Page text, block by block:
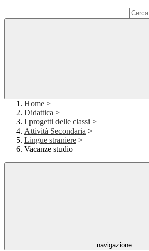
Home >
Didattica >
I progetti delle classi >
Attività Secondaria >
Lingue straniere >
Vacanze studio
navigazione